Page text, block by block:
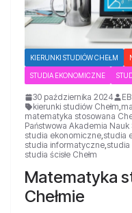
KIERUNKI STUDIÓW CHEŁM
STUDIA EKONOMICZNE
30 października 2024
EB
kierunki studiów Chełm,
matematyka stosowana
Państwowa Akademia Nauk
studia ekonomiczne,studia
studia informatyczne,studia
studia ścisłe Chełm
Matematyka
Chełmie